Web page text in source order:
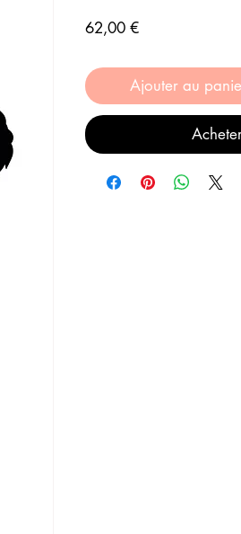
62,00 €Prix
Ajouter au